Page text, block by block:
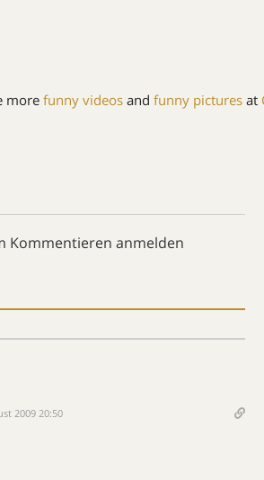
more funny videosand funny picturesat
Kommentieren anmelden
2009 20:50